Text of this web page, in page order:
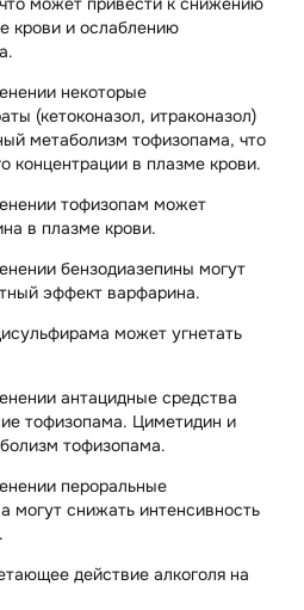
крови и ослаблению
некоторые
(кетоконазол, итраконазол)
метаболизм тофизопама, что
концентрации в плазме крови.
тофизопам может
в плазме крови.
бензодиазепины могут
эффект варфарина.
может угнетать
антацидные средства
тофизопама. Циметидин и
тофизопама.
пероральные
могут снижать интенсивность
действие алкоголя на